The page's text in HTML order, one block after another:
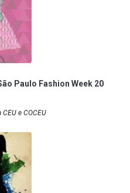
Paulo Fashion Week 20
e COCEU